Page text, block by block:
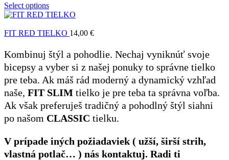
Select options
FIT RED TIELKO 14,00 €
Kombinuj štýl a pohodlie. Nechaj vyniknúť svoje
bicepsy a vyber si z našej ponuky to správne tielko
pre teba. Ak máš rád moderný a dynamický vzhľad
naše, FIT SLIM tielko je pre teba ta správna voľba.
Ak však preferuješ tradičný a pohodlný štýl siahni
po našom CLASSIC tielku.
V prípade iných požiadaviek ( užší, širší strih,
vlastná potlač… ) nás kontaktuj. Radi ti